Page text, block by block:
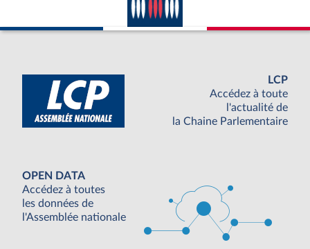
LCP
Accédez à toute
l'actualité de
la Chaine Parlementaire
OPEN DATA
Accédez à toutes
les données de
l'Assemblée nationale